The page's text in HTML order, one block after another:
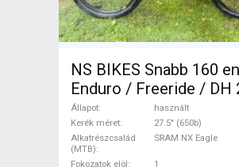
NS BIKES Snabb 160
Enduro / Freeride / DH
(650b) SRAM NX Eagle
használt ELADÓ
Állapot
használt
Kerék méret
27.5" (650b)
Alkatrészcsalád
(MTB)
SRAM NX Eagle
Fokozatok elöl 1